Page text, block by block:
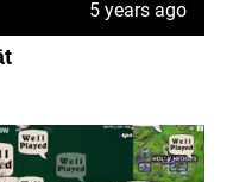
5 years ago